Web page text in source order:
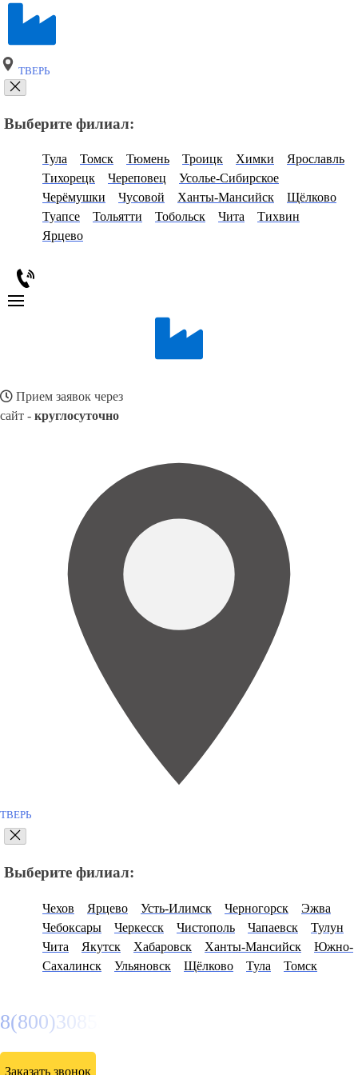
ТВЕРЬ
Выберите филиал:
Тула Томск Тюмень Троицк Химки
Ярославль
Тихорецк
Череповец
Усолье-Сибирское
Черёмушки
Чусовой Ханты-Мансийск
Щёлково
Туапсе
Тольятти Тобольск Чита
Тихвин
Ярцево
Прием заявок через
сайт - круглосуточно
ТВЕРЬ
Выберите филиал:
Чехов Ярцево Усть-Илимск Черногорск
Эжва
Чебоксары
Черкесск Чистополь Чапаевск
Тулун
Чита
Якутск Хабаровск Ханты-Мансийск
Южно-
Сахалинск
Ульяновск Щёлково Тула Томск
8(800)3085303
Заказать звонок